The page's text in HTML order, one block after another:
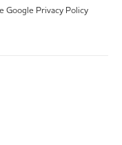
Google Privacy Policy